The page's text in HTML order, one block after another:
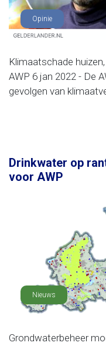
Opinie
Klimaatschade
AWP 6 jan 2022 - De
gevolgen van
Drinkwater op
voor AWP
Nieuws
Grondwaterbeheer